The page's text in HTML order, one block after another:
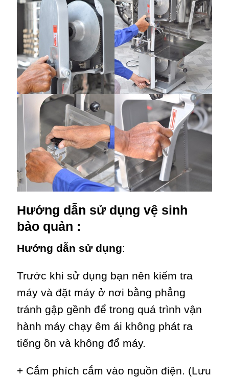
Hướng dẫn sử dụng vệ sinh
bảo quản :
Hướng dẫn sử dụng:
Trước khi sử dụng bạn nên kiểm tra
máy và đặt máy ở nơi bằng phẳng
tránh gập gềnh để trong quá trình vận
hành máy chạy êm ái không phát ra
tiếng ồn và không đổ máy.
+ Cắm phích cắm vào nguồn điện. (Lưu